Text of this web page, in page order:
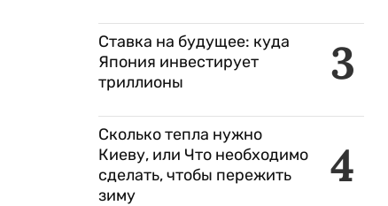
3
Ставка на будущее: куда
Япония инвестирует
триллионы
4
Сколько тепла нужно
Киеву, или Что необходимо
сделать, чтобы пережить
зиму